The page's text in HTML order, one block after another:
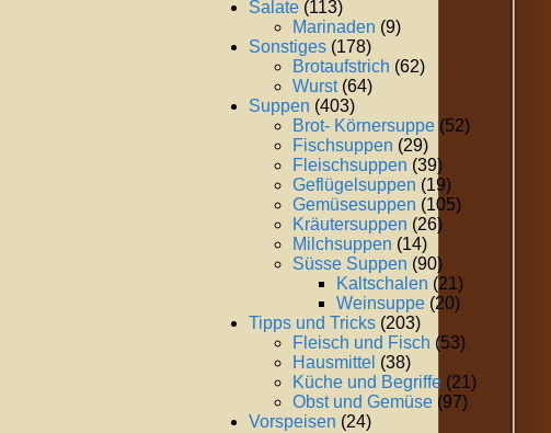
Salate (113)
Marinaden (9)
Sonstiges (178)
Brotaufstrich (62)
Wurst(64)
Suppen (403)
Brot- Körnersuppe (52)
Fischsuppen (29)
Fleischsuppen (39)
Geflügelsuppen (19)
Gemüsesuppen (105)
Kräutersuppen (26)
Milchsuppen (14)
Süsse Suppen (90)
Kaltschalen (21)
Weinsuppe (20)
Tipps und Tricks (203)
Fleisch und Fisch (53)
Hausmittel (38)
Küche und Begriffe (21)
Obst und Gemüse (97)
Vorspeisen (24)